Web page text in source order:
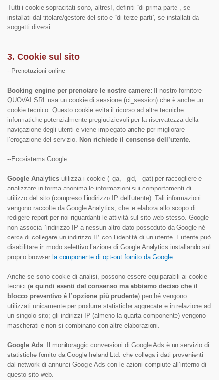
Tutti i cookie sopracitati sono, altresì, definiti “di prima parte”, se
installati dal titolare/gestore del sito e “di terze parti”, se installati da
soggetti diversi.
3. Cookie sul sito
--Prenotazioni online:
Booking engine per prenotare le nostre camere: Il nostro fornitore
QUOVAI SRL usa un cookie di sessione (ci_session) che è anche un
cookie tecnico. Questo cookie evita il ricorso ad altre tecniche
informatiche potenzialmente pregiudizievoli per la riservatezza della
navigazione degli utenti e viene impiegato anche per migliorare
l’erogazione del servizio. Non richiede il consenso dell’utente.
--Ecosistema Google:
Google Analytics utilizza i cookie (_ga, _gid, _gat) per raccogliere e
analizzare in forma anonima le informazioni sui comportamenti di
utilizzo del sito (compreso l’indirizzo IP dell’utente). Tali informazioni
vengono raccolte da Google Analytics, che le elabora allo scopo di
redigere report per noi riguardanti le attività sul sito web stesso. Google
non associa l’indirizzo IP a nessun altro dato posseduto da Google né
cerca di collegare un indirizzo IP con l’identità di un utente. L’utente può
disabilitare in modo selettivo l’azione di Google Analytics installando sul
proprio browser la componente di opt-out fornito da Google
Anche se sono cookie di analisi, possono essere equiparabili ai cookie
tecnici (e quindi esenti dal consenso ma abbiamo deciso che il
blocco preventivo è l’opzione più prudente) perché vengono
utilizzati unicamente per produrre statistiche aggregate e in relazione ad
un singolo sito; gli indirizzi IP (almeno la quarta componente) vengono
mascherati e non si combinano con altre elaborazioni.
Google Ads: Il monitoraggio conversioni di Google Ads è un servizio di
statistiche fornito da Google Ireland Ltd. che collega i dati provenienti
dal network di annunci Google Ads con le azioni compiute all’interno di
questo sito web.